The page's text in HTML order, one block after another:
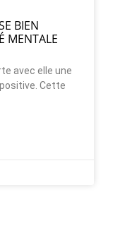
BIEN
MENTALE
avec elle une
Cette